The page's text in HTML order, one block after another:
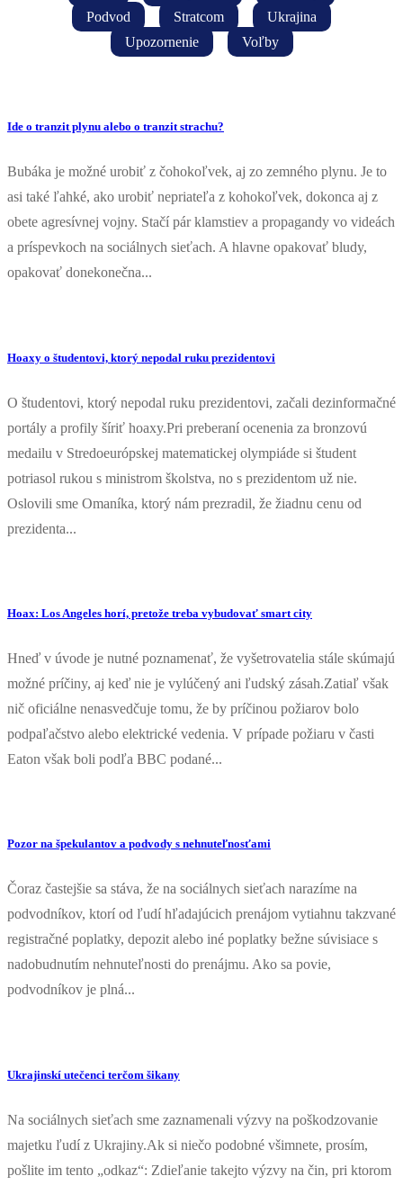
Podvod
Stratcom
Ukrajina
Upozornenie
Voľby
Ide o tranzit plynu alebo o tranzit strachu?
Bubáka je možné urobiť z čohokoľvek, aj zo zemného plynu. Je to
asi také ľahké, ako urobiť nepriateľa z kohokoľvek, dokonca aj z
obete agresívnej vojny. Stačí pár klamstiev a propagandy vo videách
a príspevkoch na sociálnych sieťach. A hlavne opakovať bludy,
opakovať donekonečna...
Hoaxy o študentovi, ktorý nepodal ruku prezidentovi
O študentovi, ktorý nepodal ruku prezidentovi, začali dezinformačné
portály a profily šíriť hoaxy.Pri preberaní ocenenia za bronzovú
medailu v Stredoeurópskej matematickej olympiáde si študent
potriasol rukou s ministrom školstva, no s prezidentom už nie.
Oslovili sme Omaníka, ktorý nám prezradil, že žiadnu cenu od
prezidenta...
Hoax: Los Angeles horí, pretože treba vybudovať smart city
Hneď v úvode je nutné poznamenať, že vyšetrovatelia stále skúmajú
možné príčiny, aj keď nie je vylúčený ani ľudský zásah.Zatiaľ však
nič oficiálne nenasvedčuje tomu, že by príčinou požiarov bolo
podpaľačstvo alebo elektrické vedenia. V prípade požiaru v časti
Eaton však boli podľa BBC podané...
Pozor na špekulantov a podvody s nehnuteľnosťami
Čoraz častejšie sa stáva, že na sociálnych sieťach narazíme na
podvodníkov, ktorí od ľudí hľadajúcich prenájom vytiahnu takzvané
registračné poplatky, depozit alebo iné poplatky bežne súvisiace s
nadobudnutím nehnuteľnosti do prenájmu. Ako sa povie,
podvodníkov je plná...
Ukrajinskí utečenci terčom šikany
Na sociálnych sieťach sme zaznamenali výzvy na poškodzovanie
majetku ľudí z Ukrajiny.Ak si niečo podobné všimnete, prosím,
pošlite im tento „odkaz“: Zdieľanie takejto výzvy na čin, pri ktorom